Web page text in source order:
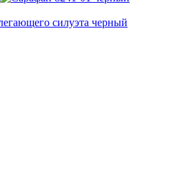
силуэта черный